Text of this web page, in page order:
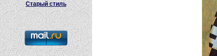
Старый стиль